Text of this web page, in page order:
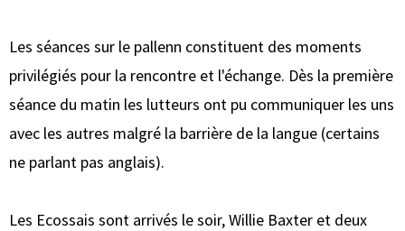
Les séances sur le pallenn constituent des moments
privilégiés pour la rencontre et l'échange. Dès la première
séance du matin les lutteurs ont pu communiquer les uns
avec les autres malgré la barrière de la langue (certains
ne parlant pas anglais).
Les Ecossais sont arrivés le soir, Willie Baxter et deux